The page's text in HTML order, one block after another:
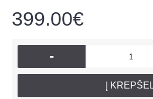
399.00€
-
Į